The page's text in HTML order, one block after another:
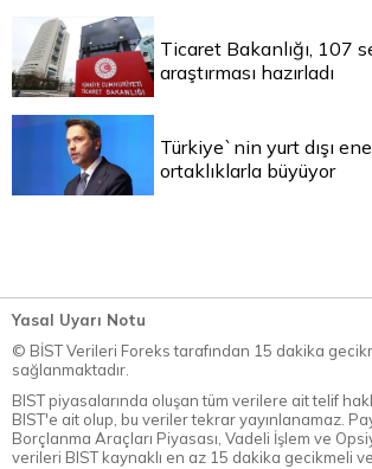
Ticaret Bakanlığı, 107
araştırması hazırladı
Türkiye`nin yurt dışı
ortaklıklarla büyüyor
Yasal Uyarı Notu
© BİST Verileri Foreks tarafından 15 dakika
sağlanmaktadır.
BIST piyasalarında oluşan tüm verilere ait telif
BIST'e ait olup, bu veriler tekrar yayınlanamaz.
Borçlanma Araçları Piyasası, Vadeli İşlem ve
verileri BIST kaynaklı en az 15 dakika gecikmeli